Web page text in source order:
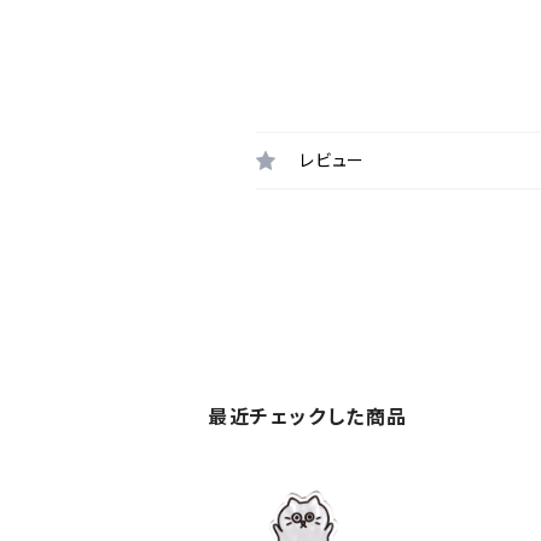
レビュー
最近チェックした商品